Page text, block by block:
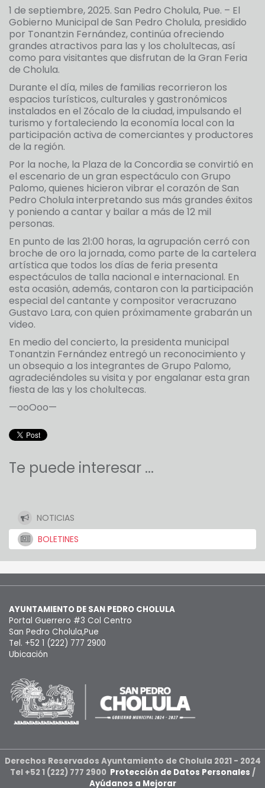
1 de septiembre, 2025. San Pedro Cholula, Pue. – El
Gobierno Municipal de San Pedro Cholula, presidido
por Tonantzin Fernández, continúa ofreciendo
grandes atractivos para las y los cholultecas, así
como para visitantes que disfrutan de la Gran Feria
de Cholula.
Durante el día, miles de familias recorrieron los
espacios turísticos, culturales y gastronómicos
instalados en el Zócalo de la ciudad, impulsando el
turismo y fortaleciendo la economía local con la
participación activa de comerciantes y productores
de la región.
Por la noche, la Plaza de la Concordia se convirtió en
el escenario de un gran espectáculo con Grupo
Palomo, quienes hicieron vibrar el corazón de San
Pedro Cholula interpretando sus más grandes éxitos
y poniendo a cantar y bailar a más de 12 mil
personas.
En punto de las 21:00 horas, la agrupación cerró con
broche de oro la jornada, como parte de la cartelera
artística que todos los días de feria presenta
espectáculos de talla nacional e internacional. En
esta ocasión, además, contaron con la participación
especial del cantante y compositor veracruzano
Gustavo Lara, con quien próximamente grabarán un
video.
En medio del concierto, la presidenta municipal
Tonantzin Fernández entregó un reconocimiento y
un obsequio a los integrantes de Grupo Palomo,
agradeciéndoles su visita y por engalanar esta gran
fiesta de las y los cholultecas.
—ooOoo—
Te puede interesar ...
NOTICIAS
BOLETINES
AYUNTAMIENTO DE SAN PEDRO CHOLULA
Portal Guerrero #3 Col Centro
San Pedro Cholula,Pue
Tel. +52 1 (222) 777 2900
Ubicación
Derechos Reservados Ayuntamiento de Cholula 2021 - 2024
Tel +52 1 (222) 777 2900 Protección de Datos Personales /
Ayúdanos a Mejorar